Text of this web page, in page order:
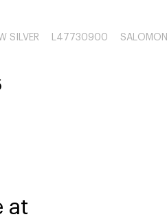
SILVER L47730900 SALOMON
at